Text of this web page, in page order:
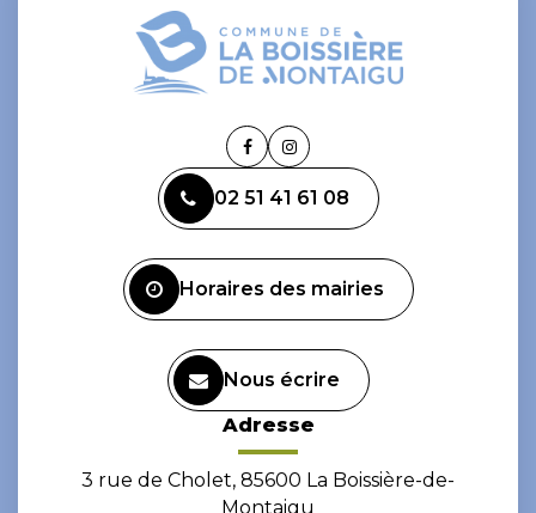
Lien
le
compte
Lien
le
compte
02 51 41 61 08
Horaires des mairies
Nous écrire
Adresse
3 rue de Cholet, 85600 La Boissière-de-
Montaigu